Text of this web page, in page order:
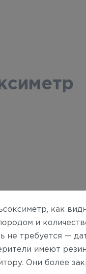
как
и
не требуется —
имеют
Они более